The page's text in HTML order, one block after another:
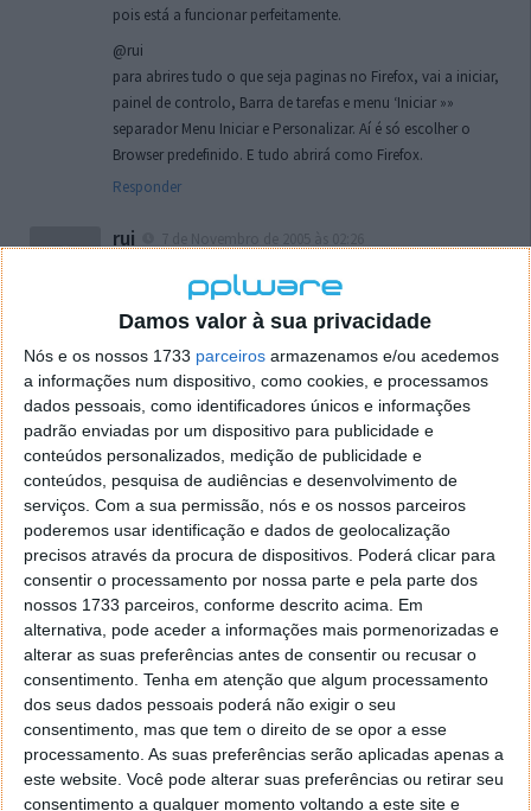
Damos valor à sua privacidade
Nós e os nossos 1733 parceiros armazenamos e/ou acedemos
a informações num dispositivo, como cookies, e processamos
dados pessoais, como identificadores únicos e informações
padrão enviadas por um dispositivo para publicidade e
conteúdos personalizados, medição de publicidade e
conteúdos, pesquisa de audiências e desenvolvimento de
serviços. Com a sua permissão, nós e os nossos parceiros
poderemos usar identificação e dados de geolocalização
precisos através da procura de dispositivos. Poderá clicar para
consentir o processamento por nossa parte e pela parte dos
nossos 1733 parceiros, conforme descrito acima. Em
alternativa, pode aceder a informações mais pormenorizadas e
alterar as suas preferências antes de consentir ou recusar o
consentimento. Tenha em atenção que algum processamento
dos seus dados pessoais poderá não exigir o seu
consentimento, mas que tem o direito de se opor a esse
processamento. As suas preferências serão aplicadas apenas a
este website. Você pode alterar suas preferências ou retirar seu
consentimento a qualquer momento voltando a este site e
pois está a funcionar perfeitamente.
@rui
para abrires tudo o que seja paginas no Firefox, vai a iniciar,
painel de controlo, Barra de tarefas e menu ‘Iniciar »»
separador Menu Iniciar e Personalizar. Aí é só escolher o
Browser predefinido. E tudo abrirá como Firefox.
Responder
rui
localizaçao referida n se encontra la nada k me permita por
o firefox como browser predefenido
Ja percorri o painel
tentei apagar o explorer na tentativa de forçar o uso do
firefox mas em vao. Kaso te lembres de outra dica fico
agradecido, caso contrario obrigado a mesma
Responder
Vítor M.
7 de Novembro de 2005 às 01:39
@Reporter
Desculpa mas o link funciona. Seja como for segue por mail
o MSn Messenger 8.
Responder
Vítor M.
@Rui
Tens de encontrar o que te falei. Faz da seguinte maneira,
janela iniciar e no topo dessa janela com o botão direito do
rato faz propriedades. Depois no separador Menu ‘Iniciar’
clica no botão ‘Personalizar’ aí encontrarás no separador